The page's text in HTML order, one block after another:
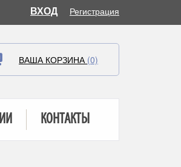
ВХОД Регистрация
ВАША КОРЗИНА (0)
КОНТАКТЫ